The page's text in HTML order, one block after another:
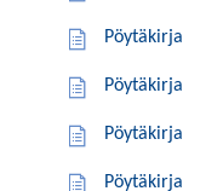
Pöytäkirja
Pöytäkirja
Pöytäkirja
Pöytäkirja